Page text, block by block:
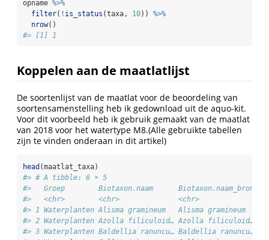
opname %>%
filter( ! is_status (taxa, 10)) %>%
nrow()
#> [1] 1
Koppelen aan de maatlatlijst
De soortenlijst van de maatlat voor de beoordeling van
soortensamenstelling heb ik gedownload uit de aquo-kit.
Voor dit voorbeeld heb ik gebruik gemaakt van de maatlat
van 2018 voor het watertype M8.(Alle gebruikte tabellen
zijn te vinden onderaan in dit artikel)
head (maatlat_taxa)
#> # A tibble: 6 × 5
#>   Groep        Biotaxon.naam      Biotaxon.naam_bron
#>   <chr>        <chr>              <chr>
#> 1 Waterplanten Alisma gramineum   Alisma
#> 2 Waterplanten Azolla filiculoid… Azolla
#> 3 Waterplanten Baldellia ranuncu… Baldellia